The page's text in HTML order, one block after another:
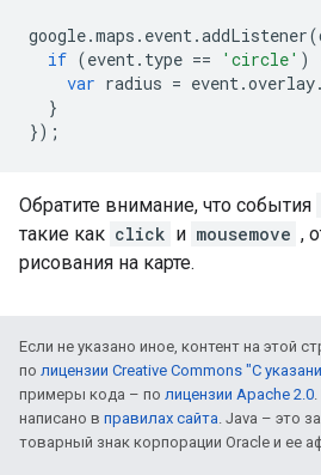
google.maps . event.addListener(
if (event. type == 'circle' )
var radius = event.overlay.
}
});
Обратите внимание, что события
такие как click и mousemove ,
рисования на карте.
Если не указано иное, контент на этой
по лицензии Creative Commons "С
примеры кода – по лицензии Apache 2.0
написано в правилах сайта. Java – это
товарный знак корпорации Oracle и ее